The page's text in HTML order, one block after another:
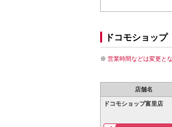
ドコモショップ
営業時間などは変更と
店舗名
ドコモショップ富里店